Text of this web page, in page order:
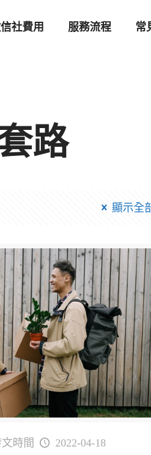
社費用 服務流程 常
路
顯示全
時間 2022-04-18